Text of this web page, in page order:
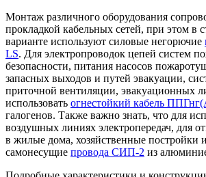
Монтаж различного оборудования
прокладкой кабельных сетей, при этом в
варианте используют силовые негорючие
LS. Для электропроводок цепей систем
безопасности, питания насосов
запасных выходов и путей эвакуации,
приточной вентиляции, эвакуационных
использовать огнестойкий кабель
галогенов. Также важно знать, что для
воздушных линиях электропередач, для
в жилые дома, хозяйственные постройки
самонесущие провода СИП-2 из